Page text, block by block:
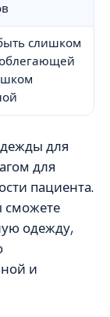
слишком
для
для
пациента.
сможете
одежду,
и